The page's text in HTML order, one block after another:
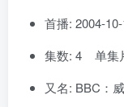
首播: 2004-
集数: 4 单集
又名: BBC：